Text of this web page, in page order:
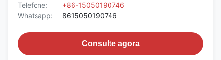
Telefone:
+86-15050190746
Whatsapp:
8615050190746
Consulte agora